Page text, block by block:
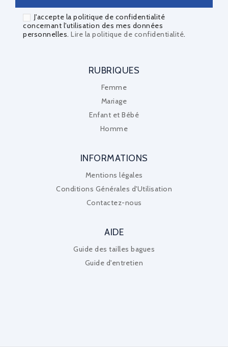
J'accepte la politique de confidentialité
concernant l'utilisation des mes données
personnelles. Lire la politique de confidentialité.
RUBRIQUES
Femme
Mariage
Enfant et Bébé
Homme
INFORMATIONS
Mentions légales
Conditions Générales d'Utilisation
Contactez-nous
AIDE
Guide des tailles bagues
Guide d'entretien